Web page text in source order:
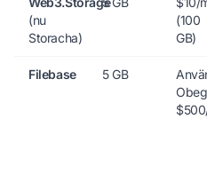
(nu
Storacha)
(100
GB)
Filebase 5 GB